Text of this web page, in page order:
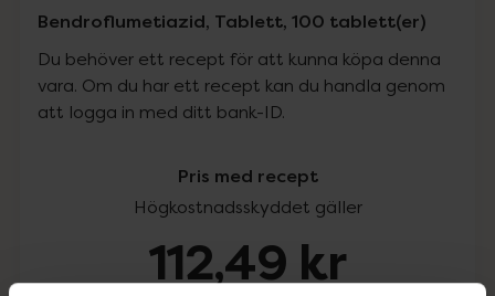
Bendroflumetiazid, Tablett, 100 tablett(er)
Du behöver ett recept för att kunna köpa denna
vara. Om du har ett recept kan du handla genom
att logga in med ditt bank-ID.
Pris med recept
Högkostnadsskyddet gäller
112,49 kr